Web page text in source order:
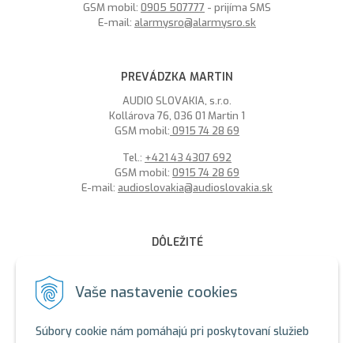
Vaše nastavenie cookies
Súbory cookie nám pomáhajú pri poskytovaní služieb
GSM mobil: 0905 507777 - prijíma SMS
E-mail: alarmysro@alarmysro.sk
PREVÁDZKA MARTIN
AUDIO SLOVAKIA, s.r.o.
Kollárova 76, 036 01 Martin 1
GSM mobil: 0915 74 28 69
Tel.: +421 43 4307 692
GSM mobil: 0915 74 28 69
E-mail: audioslovakia@audioslovakia.sk
DÔLEŽITÉ
Sme členmi spoločenstva SEWA, zabezpečujeme likvidáciu
sú zahrnuté v cene produktov.